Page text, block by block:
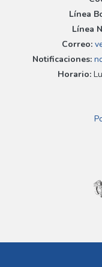
Línea
Línea
Correo:
Notificaciones:
Horario: